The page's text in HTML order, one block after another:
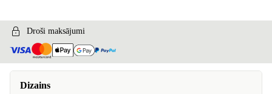
Droši maksājumi
Dizains